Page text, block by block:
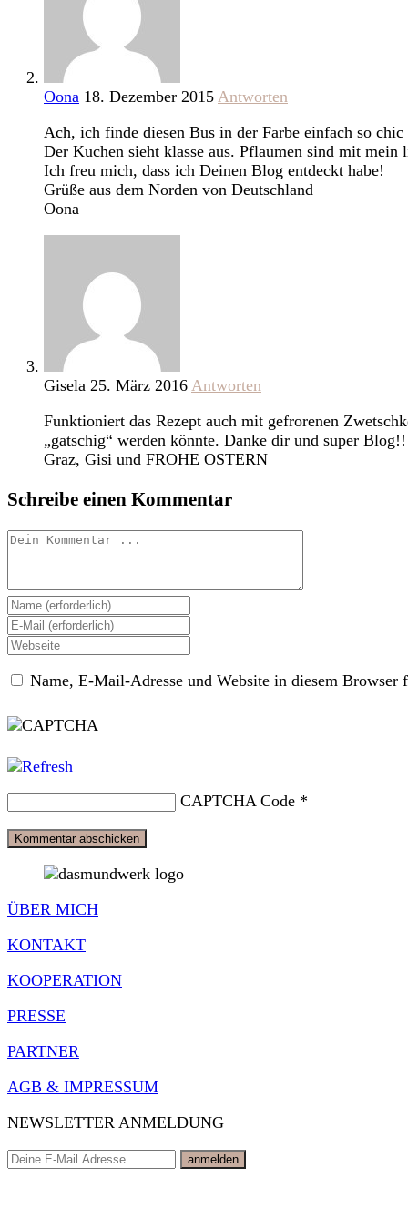
Oona 18. Dezember 2015 Antworten
Ach, ich finde diesen Bus in der Farbe einfach so
Der Kuchen sieht klasse aus. Pflaumen sind mit mein
Ich freu mich, dass ich Deinen Blog entdeckt habe!
Grüße aus dem Norden von Deutschland
Oona
Gisela 25. März 2016 Antworten
Funktioniert das Rezept auch mit gefrorenen
„gatschig“ werden könnte. Danke dir und super
Graz, Gisi und FROHE OSTERN
Schreibe einen Kommentar
Kommentieren
Gib
deinen
Namen
oder
Benutzernamen
Kommentieren
ein
Gib
deine
E-
Mail-
zum
ein
Gib
Website-
ein
Name, E-Mail-Adresse und Website in diesem Browser
CAPTCHA Code *
ÜBER MICH
KONTAKT
KOOPERATION
PRESSE
PARTNER
AGB & IMPRESSUM
NEWSLETTER ANMELDUNG